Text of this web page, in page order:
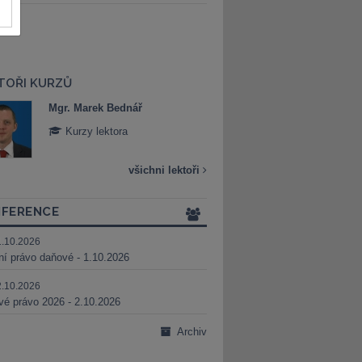
KURZŮ
Mgr. Marek Bednář
Kurzy lektora
všichni lektoři
právo daňové - 1.10.2026
právo 2026 - 2.10.2026
Archiv